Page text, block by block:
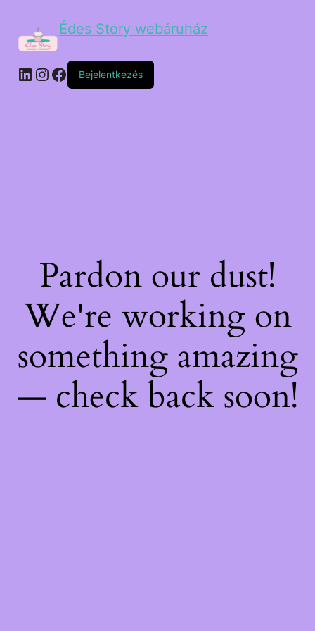
Édes Story webáruház
Bejelentkezés
Pardon our dust!
We're working on
something amazing
— check back soon!